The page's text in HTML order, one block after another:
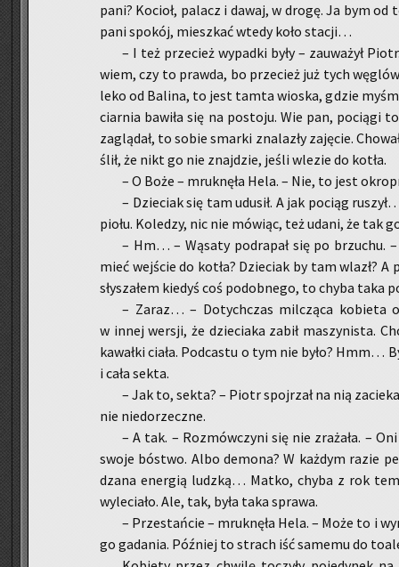
pani? Ko­cioł, pa­lacz i dawaj, w drogę. Ja bym od
pani spo­kój, miesz­kać wtedy koło sta­cji…
– I też prze­cież wy­pad­ki były – za­uwa­żył
wiem, czy to praw­da, bo prze­cież już tych
le­ko od Ba­li­na, to jest tamta wio­ska, gdzie
ciar­nia ba­wi­ła się na po­sto­ju. Wie pan, po­cią­gi
za­glą­dał, to sobie smar­ki zna­la­zły za­ję­cie.
ślił, że nikt go nie znaj­dzie, jeśli wle­zie do kotła.
– O Boże – mruk­nę­ła Hela. – Nie, to jest
– Dzie­ciak się tam udu­sił. A jak po­ciąg
pio­łu. Ko­le­dzy, nic nie mó­wiąc, też udani, że tak
– Hm… – Wą­sa­ty po­dra­pał się po brzu­chu.
mieć wej­ście do kotła? Dzie­ciak by tam wlazł?
sły­sza­łem kie­dyś coś po­dob­ne­go, to chyba taka
– Zaraz… – Do­tych­czas mil­czą­ca ko­bie­ta
w innej wer­sji, że dzie­cia­ka zabił ma­szy­ni­sta.
ka­wał­ki ciała. Pod­ca­stu o tym nie było? Hmm…
i cała sekta.
– Jak to, sekta? – Piotr spoj­rzał na nią
nie nie­do­rzecz­ne.
– A tak. – Roz­mów­czy­ni się nie zra­ża­ła. –
swoje bó­stwo. Albo de­mo­na? W każ­dym razie
dza­na ener­gią ludz­ką… Matko, chyba z rok
wy­le­cia­ło. Ale, tak, była taka spra­wa.
– Prze­stań­cie – mruk­nę­ła Hela. – Może to i
go ga­da­nia. Póź­niej to strach iść sa­me­mu do